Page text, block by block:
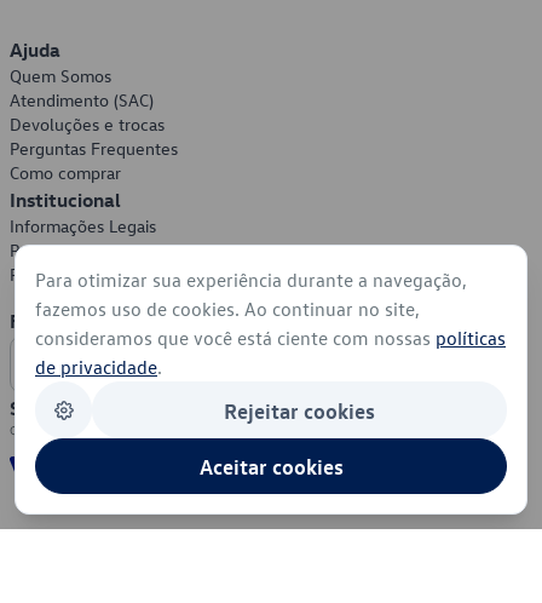
Ajuda
Quem Somos
Atendimento (SAC)
Devoluções e trocas
Perguntas Frequentes
Como comprar
Institucional
Informações Legais
Política de Privacidade
Política de Cookies
Formas de Pagamento
Segurança
Para otimizar sua experiência durante a navegação,
fazemos uso de cookies. Ao continuar no site,
consideramos que você está ciente com nossas políticas
de privacidade.
Rejeitar cookies
Aceitar cookies